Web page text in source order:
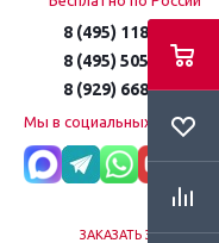
8 (495) 118-61-16
8 (495) 505-51-15
8 (929) 668-95-35
Мы в социальных сетях:
ЗАКАЗАТЬ ЗВОНОК